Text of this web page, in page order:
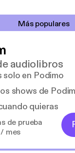
Más populares
audiolibros
solo en Podimo
shows de
quieras
de prueba
mes